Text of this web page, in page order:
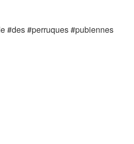
#des #perruques #pubiennes